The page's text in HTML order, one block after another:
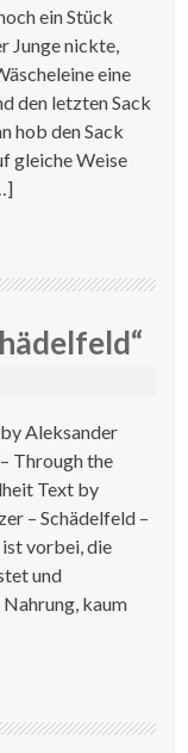
ein Stück
Junge nickte,
eine
den letzten Sack
hob den Sack
gleiche Weise
Aleksander
Through the
Text by
– Schädelfeld –
vorbei, die
und
kaum